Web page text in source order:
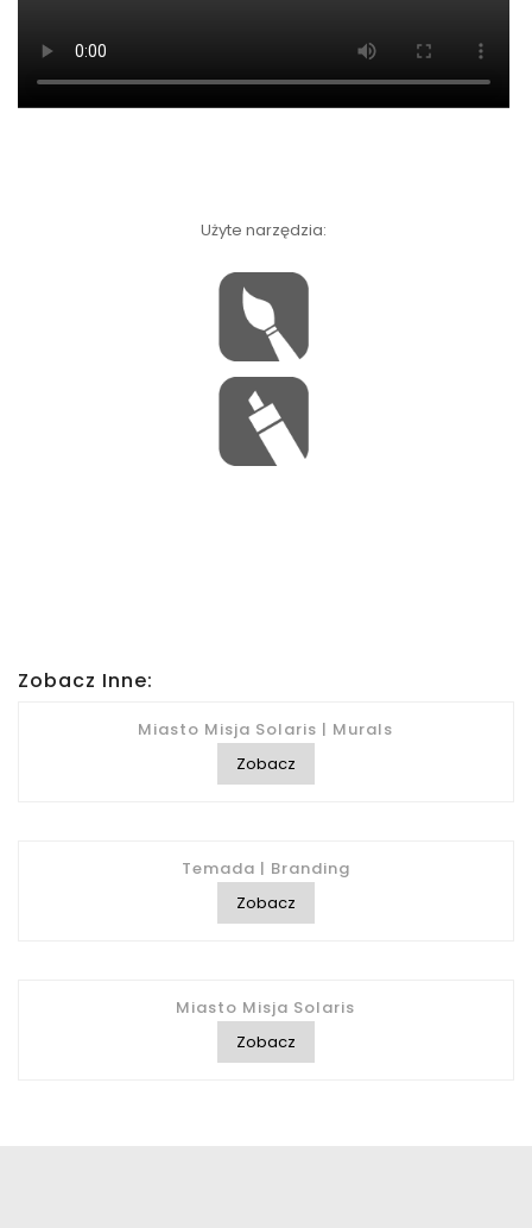
Użyte narzędzia:
Zobacz Inne:
Miasto Misja Solaris | Murals
Zobacz
Temada | Branding
Zobacz
Miasto Misja Solaris
Zobacz